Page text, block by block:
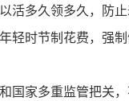
活多久领多久，防
轻时节制花费，强
国家多重监管把关，